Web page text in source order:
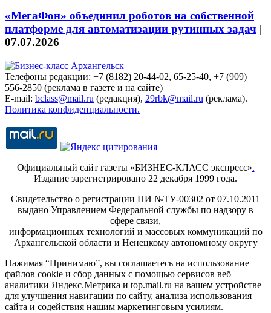
«МегаФон» объединил роботов на собственной
платформе для автоматизации рутинных задач |
07.07.2026
Телефоны редакции: +7 (8182) 20-44-02, 65-25-40, +7 (909)
556-2850 (реклама в газете и на сайте)
E-mail: bclass@mail.ru (редакция), 29rbk@mail.ru (реклама).
Политика конфиденциальности.
Официальный сайт газеты «БИЗНЕС-КЛАСС экспресс».
Издание зарегистрировано 22 декабря 1999 года.
Свидетельство о регистрации ПИ №ТУ-00302 от 07.10.2011
выдано Управлением Федеральной службы по надзору в
сфере связи,
информационных технологий и массовых коммуникаций по
Архангельской области и Ненецкому автономному округу
Нажимая “Принимаю”, вы соглашаетесь на использование
файлов cookie и сбор данных с помощью сервисов веб
аналитики Яндекс.Метрика и top.mail.ru на вашем устройстве
для улучшения навигации по сайту, анализа использования
сайта и содействия нашим маркетинговым усилиям.